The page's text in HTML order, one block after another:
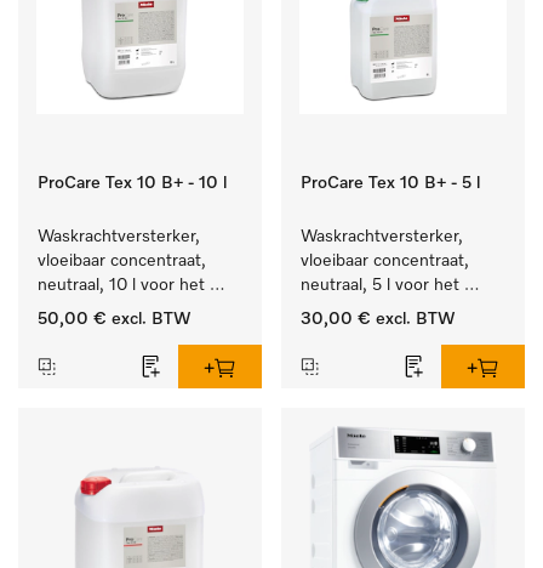
ProCare Tex 10 B+ - 10 l
Waskrachtversterker,
vloeibaar concentraat,
neutraal, 10 l voor het
effectief verwijderen van
50,00 € excl. BTW
ProCare Tex 10 B+ - 5 l
Waskrachtversterker,
vloeibaar concentraat,
neutraal, 5 l voor het
effectief verwijderen van
30,00 € excl. BTW